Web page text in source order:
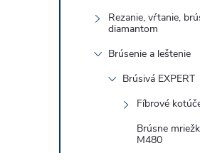
Rezanie, vŕtanie,
diamantom
Brúsenie a leštenie
Brúsivá EXPERT
Fíbrové
Brúsne
M480